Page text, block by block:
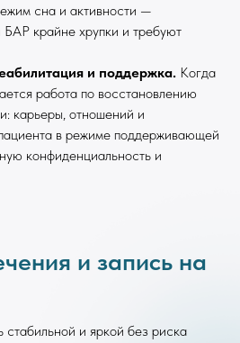
сна и активности —
крайне хрупки и требуют
и поддержка. Когда
работа по восстановлению
карьеры, отношений и
в режиме поддерживающей
конфиденциальность и
и запись на
и яркой без риска